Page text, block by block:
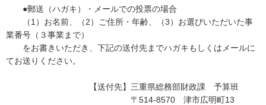
●郵送（ハガキ）・メールでの投票の場合
（1）お名前、（2）ご住所・年齢、（3）お選びいただいた事
業番号（３事業まで）
をお書きいただき、下記の送付先までハガキもしくはメールに
てお送りください。
【送付先】三重県総務部財政課 予算班
〒514-8570 津市広明町13